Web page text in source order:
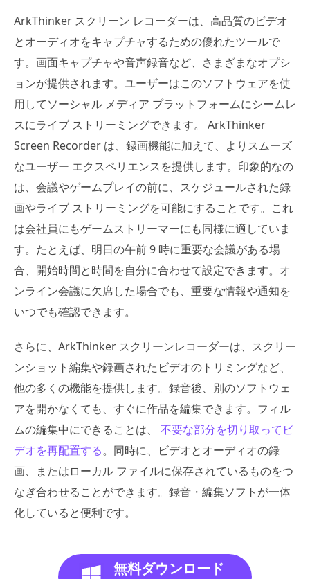
ArkThinker スクリーン レコーダーは、高品質のビデオ
とオーディオをキャプチャするための優れたツールで
す。画面キャプチャや音声録音など、さまざまなオプシ
ョンが提供されます。ユーザーはこのソフトウェアを使
用してソーシャル メディア プラットフォームにシームレ
スにライブ ストリーミングできます。 ArkThinker
Screen Recorder は、録画機能に加えて、よりスムーズ
なユーザー エクスペリエンスを提供します。印象的なの
は、会議やゲームプレイの前に、スケジュールされた録
画やライブ ストリーミングを可能にすることです。これ
は会社員にもゲームストリーマーにも同様に適していま
す。たとえば、明日の午前 9 時に重要な会議がある場
合、開始時間と時間を自分に合わせて設定できます。オ
ンライン会議に欠席した場合でも、重要な情報や通知を
いつでも確認できます。
さらに、ArkThinker スクリーンレコーダーは、スクリー
ンショット編集や録画されたビデオのトリミングなど、
他の多くの機能を提供します。録音後、別のソフトウェ
アを開かなくても、すぐに作品を編集できます。フィル
ムの編集中にできることは、 不要な部分を切り取ってビ
デオを再配置する。同時に、ビデオとオーディオの録
画、またはローカル ファイルに保存されているものをつ
なぎ合わせることができます。録音・編集ソフトが一体
化していると便利です。
無料ダウンロード